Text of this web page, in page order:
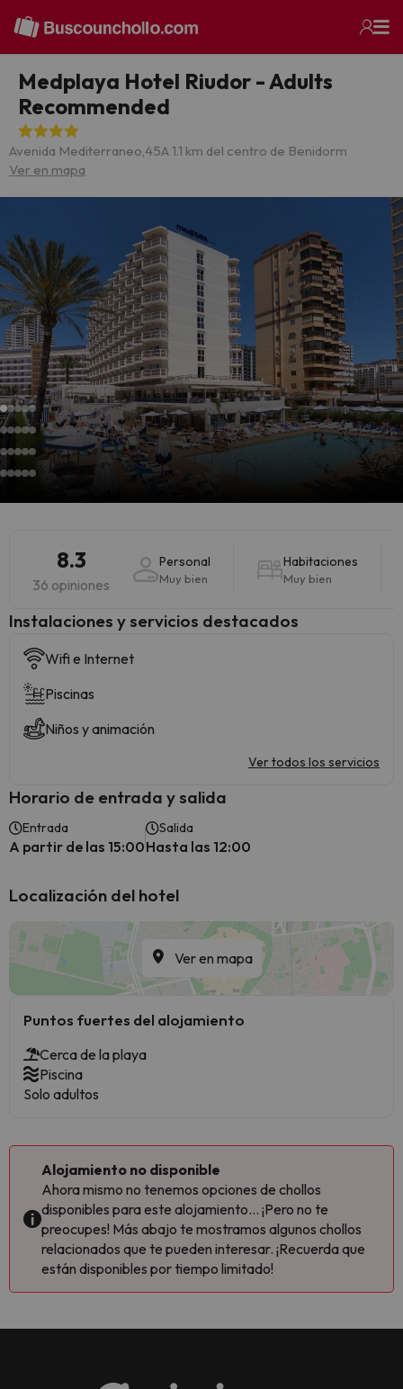
Medplaya Hotel Riudor - Adults
Recommended
Avenida Mediterraneo,45A 1.1 km del centro de Benidorm
Ver en mapa
8.3
36 opiniones
Personal
Muy bien
Habitaciones
Muy bien
Instalaciones y servicios destacados
Wifi e Internet
Piscinas
Niños y animación
Ver todos los servicios
Horario de entrada y salida
Entrada
A partir de las 15:00
Salida
Hasta las 12:00
Localización del hotel
Ver en mapa
Puntos fuertes del alojamiento
Cerca de la playa
Piscina
Solo adultos
Alojamiento no disponible
Ahora mismo no tenemos opciones de chollos
disponibles para este alojamiento... ¡Pero no te
preocupes! Más abajo te mostramos algunos chollos
relacionados que te pueden interesar. ¡Recuerda que
están disponibles por tiempo limitado!